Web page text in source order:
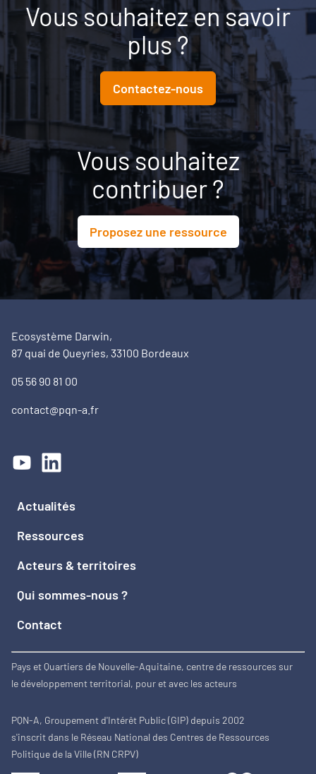
Vous souhaitez en savoir
plus ?
Contactez-nous
Vous souhaitez
contribuer ?
Proposez une ressource
Ecosystème Darwin,
87 quai de Queyries, 33100 Bordeaux
05 56 90 81 00
contact@pqn-a.fr
Actualités
Ressources
Acteurs & territoires
Qui sommes-nous ?
Contact
Pays et Quartiers de Nouvelle-Aquitaine, centre de ressources sur
le développement territorial, pour et avec les acteurs
PQN-A, Groupement d'Intérêt Public (GIP) depuis 2002
s'inscrit dans le Réseau National des Centres de Ressources
Politique de la Ville (RN CRPV)